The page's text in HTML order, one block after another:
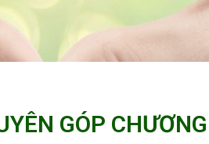
GÓP